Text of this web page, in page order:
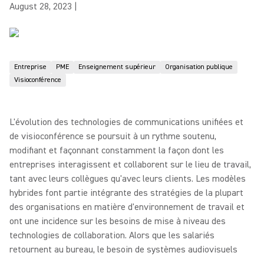
August 28, 2023
Entreprise PME Enseignement supérieur
Organisation publique
Visioconférence
L'évolution des technologies de communications unifiées et
de visioconférence se poursuit à un rythme soutenu,
modifiant et façonnant constamment la façon dont les
entreprises interagissent et collaborent sur le lieu de travail,
tant avec leurs collègues qu'avec leurs clients. Les modèles
hybrides font partie intégrante des stratégies de la plupart
des organisations en matière d'environnement de travail et
ont une incidence sur les besoins de mise à niveau des
technologies de collaboration. Alors que les salariés
retournent au bureau, le besoin de systèmes audiovisuels